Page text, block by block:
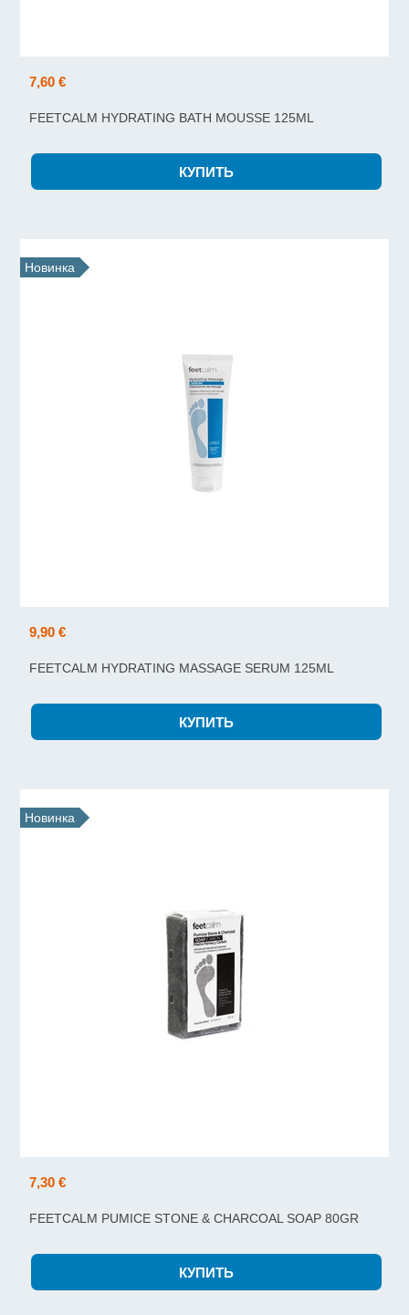
7,60 €
FEETCALM HYDRATING BATH MOUSSE 125ML
Новинка
9,90 €
FEETCALM HYDRATING MASSAGE SERUM 125ML
Новинка
7,30 €
FEETCALM PUMICE STONE & CHARCOAL SOAP 80GR